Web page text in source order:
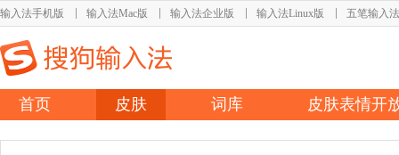
输入法手机版 输入法Mac版 输入法企业版 输入法Linux版 五笔输入法
首页 皮肤 词库 皮肤表情开